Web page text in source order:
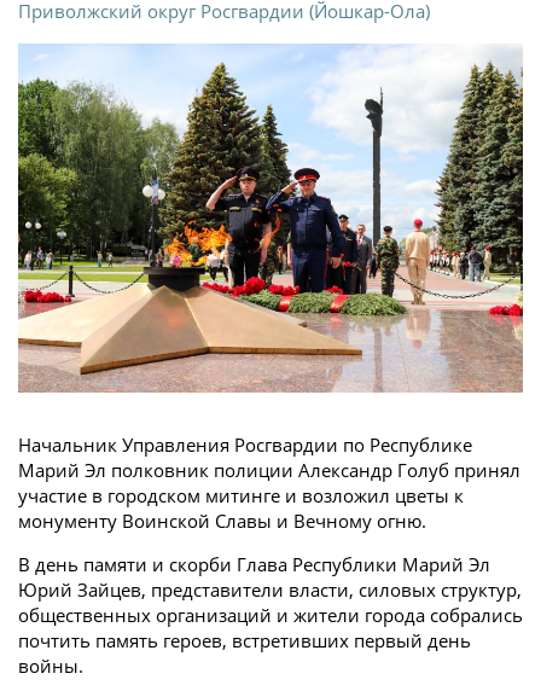
Приволжский округ Росгвардии (Йошкар-Ола)
Начальник Управления Росгвардии по Республике
Марий Эл полковник полиции Александр Голуб принял
участие в городском митинге и возложил цветы к
монументу Воинской Славы и Вечному огню.
В день памяти и скорби Глава Республики Марий Эл
Юрий Зайцев, представители власти, силовых структур,
общественных организаций и жители города собрались
почтить память героев, встретивших первый день
войны.